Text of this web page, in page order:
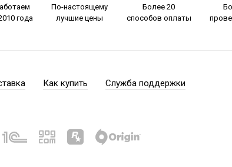
года
По-настоящему
лучшие цены
Более 20
способов оплаты
Как купить Служба поддержки